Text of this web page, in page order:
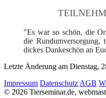
"Es war so schön, die
die
dickes Dankeschön an
Letzte Änderung am Dienstag,
Impressum DatenschutzAGB
© 2026 Tierseminar.de,